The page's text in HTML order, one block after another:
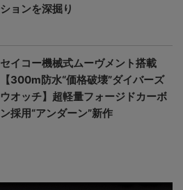
ションを深掘り
セイコー機械式ムーヴメント搭載
【300m防水“価格破壊”ダイバーズ
ウオッチ】超軽量フォージドカーボ
ン採用“アンダーン”新作